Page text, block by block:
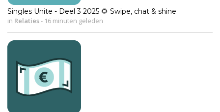
Singles Unite - Deel 3 2025 🌻 Swipe, chat & shine
in Relaties- 16 minuten geleden